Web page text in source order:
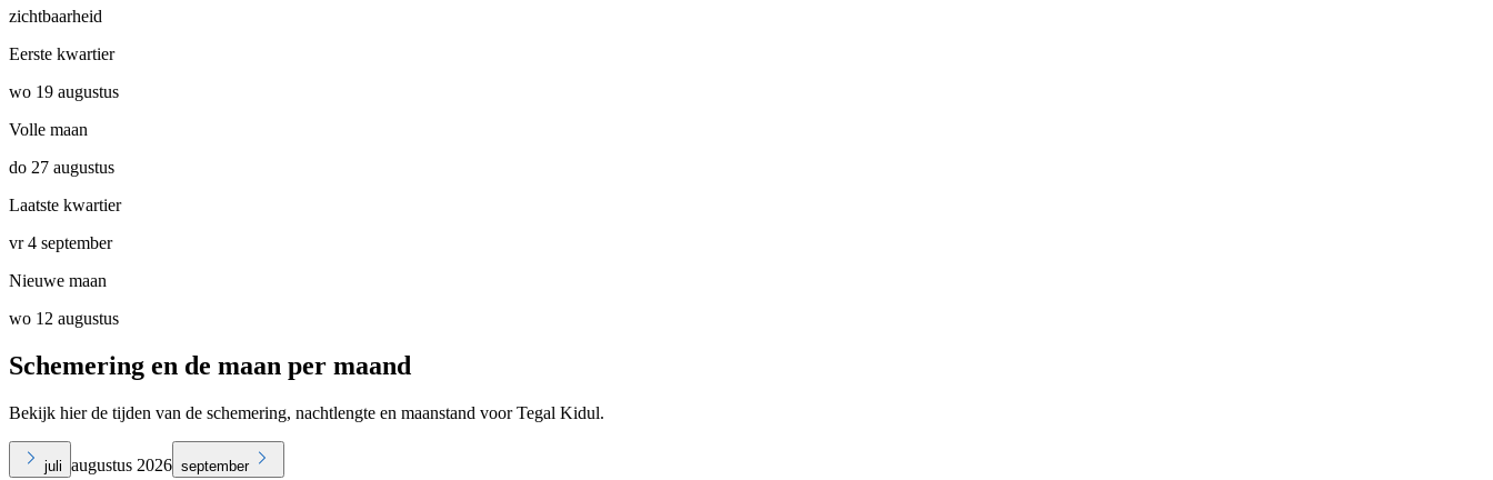
zichtbaarheid
Eerste kwartier
wo 19 augustus
Volle maan
do 27 augustus
Laatste kwartier
vr 4 september
Nieuwe maan
wo 12 augustus
Schemering en de maan per maand
Bekijk hier de tijden van de schemering, nachtlengte en maanstand voor Tegal Kidul.
juli augustus 2026 september